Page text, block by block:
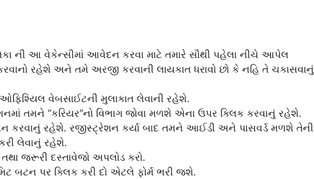
ની આ વેકેન્સીમાં આવેદન કરવા માટે તમારે સૌથી પહેલા નીચે આપેલ
રહેશે અને તમે અરજી કરવાની લાયકાત ધરાવો છો કે નહિ તે ચકાસવાનું
વેબસાઈટની મુલાકાત લેવાની રહેશે.
તમને “કરિયર”નો વિભાગ જોવા મળશે એના ઉપર ક્લિક કરવાનું રહેશે.
કરવાનું રહેશે. રજીસ્ટ્રેશન કર્યા બાદ તમને આઈડી અને પાસવર્ડ મળશે તેની
લેવાનું રહેશે.
તથા જરૂરી દસ્તાવેજો અપલોડ કરો.
બટન પર ક્લિક કરી દો એટલે ફોર્મ ભરી જશે.